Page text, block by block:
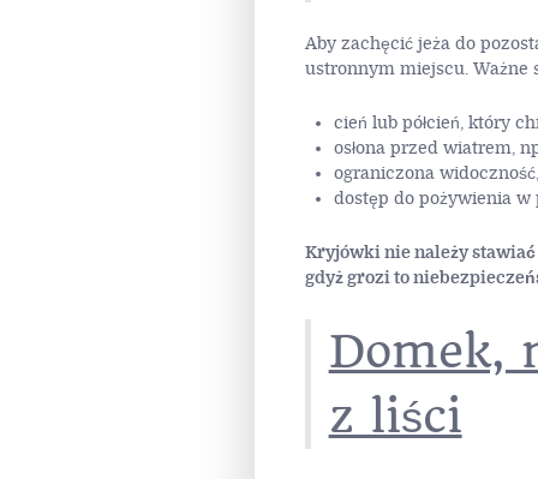
Aby zachęcić jeża do
ustronnym miejscu. Ważne
cień lub półcień, który
osłona przed wiatrem,
ograniczona
dostęp do pożywienia
Kryjówki nie należy
gdyż grozi to
Domek,
z liści